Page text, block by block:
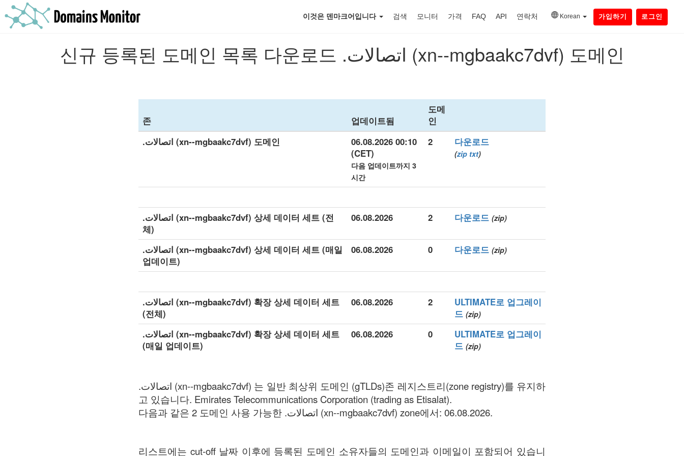
이것은 덴마크어입니다 검색 모니터 가격 FAQ API 연락처 Korean 가입하기 로그인
신규 등록된 도메인 목록 다운로드 .اتصالات (xn--mgbaakc7dvf) 도메인
존 업데이트됨
도메
인
.اتصالات (xn--mgbaakc7dvf) 도메인
06.08.2026 00:10
(CET)
다음 업데이트까지 3
시간
2 다운로드
(zip txt)
.اتصالات (xn--mgbaakc7dvf) 상세 데이터 세트 (전
체)
06.08.2026 2 다운로드 (zip)
.اتصالات (xn--mgbaakc7dvf) 상세 데이터 세트 (매일
업데이트)
06.08.2026 0 다운로드 (zip)
.اتصالات (xn--mgbaakc7dvf) 확장 상세 데이터 세트
(전체)
06.08.2026 2
ULTIMATE로 업그레이
드 (zip)
.اتصالات (xn--mgbaakc7dvf) 확장 상세 데이터 세트
(매일 업데이트)
06.08.2026 0
ULTIMATE로 업그레이
드 (zip)
.اتصالات (xn--mgbaakc7dvf) 는 일반 최상위 도메인 (gTLDs)존 레지스트리(zone registry)를 유지하
고 있습니다. Emirates Telecommunications Corporation (trading as Etisalat).
다음과 같은 2 도메인 사용 가능한 .اتصالات (xn--mgbaakc7dvf) zone에서: 06.08.2026.
리스트에는 cut-off 날짜 이후에 등록된 도메인 소유자들의 도메인과 이메일이 포함되어 있습니